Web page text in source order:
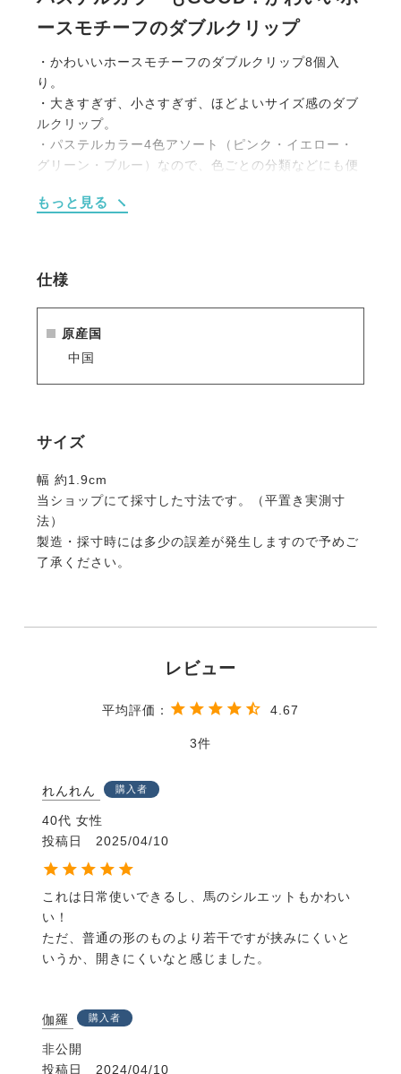
ースモチーフのダブルクリップ
・かわいいホースモチーフのダブルクリップ8個入
り。
・大きすぎず、小さすぎず、ほどよいサイズ感のダブ
ルクリップ。
・パステルカラー4色アソート（ピンク・イエロー・
グリーン・ブルー）なので、色ごとの分類などにも便
・デスク周りではもちろん、キッチンその他の収納に
もっと見る
仕様
原産国
中国
サイズ
幅 約1.9cm
当ショップにて採寸した寸法です。（平置き実測寸
法）
製造・採寸時には多少の誤差が発生しますので予めご
了承ください。
4.67
3
れんれん 購入者
40代 女性
投稿日
2025/04/10
これは日常使いできるし、馬のシルエットもかわい
い！
ただ、普通の形のものより若干ですが挟みにくいと
いうか、開きにくいなと感じました。
伽羅 購入者
非公開
投稿日
2024/04/10